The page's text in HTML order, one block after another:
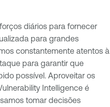
diários para fornecer
para grandes
constantemente atentos à
para garantir que
possível. Aproveitar os
Intelligence é
tomar decisões